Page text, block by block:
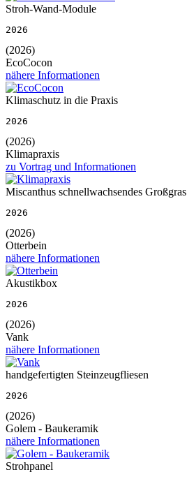
Stroh-Wand-Module
2026
(2026)
EcoCocon
nähere Informationen
Klimaschutz in die Praxis
2026
(2026)
Klimapraxis
zu Vortrag und Informationen
Miscanthus schnellwachsendes Großgras
2026
(2026)
Otterbein
nähere Informationen
Akustikbox
2026
(2026)
Vank
nähere Informationen
handgefertigten Steinzeugfliesen
2026
(2026)
Golem - Baukeramik
nähere Informationen
Strohpanel